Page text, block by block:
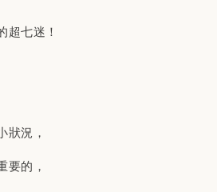
超七迷！
狀況，
要的，